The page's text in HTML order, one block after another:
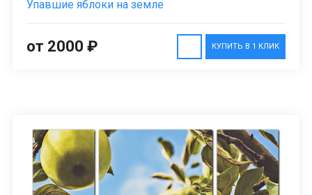
Упавшие яблоки на земле
КУПИТЬ В 1 КЛИК
от 2000 ₽